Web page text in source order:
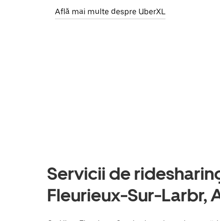
Află mai multe despre UberXL
Servicii de
Fleurieux-Sur-Larbr,